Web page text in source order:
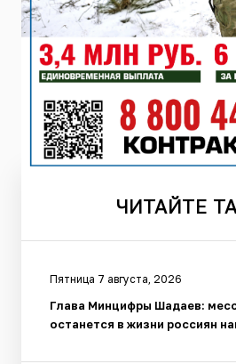
ЧИТАЙТЕ
Пятница 7 августа, 2026
Глава Минцифры Шадаев:
останется в жизни россиян